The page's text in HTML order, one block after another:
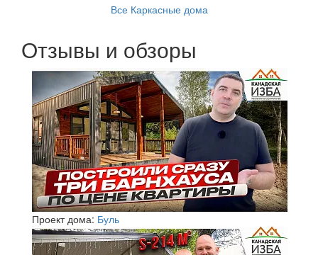
Все Каркасные дома
Отзывы и обзоры
Проект дома: Буль